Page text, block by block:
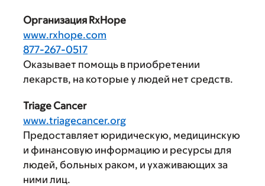
Организация RxHope
www.rxhope.com
877-267-0517
Оказывает помощь в приобретении
лекарств, на которые у людей нет средств.
Triage Cancer
www.triagecancer.org
Предоставляет юридическую, медицинскую
и финансовую информацию и ресурсы для
людей, больных раком, и ухаживающих за
ними лиц.